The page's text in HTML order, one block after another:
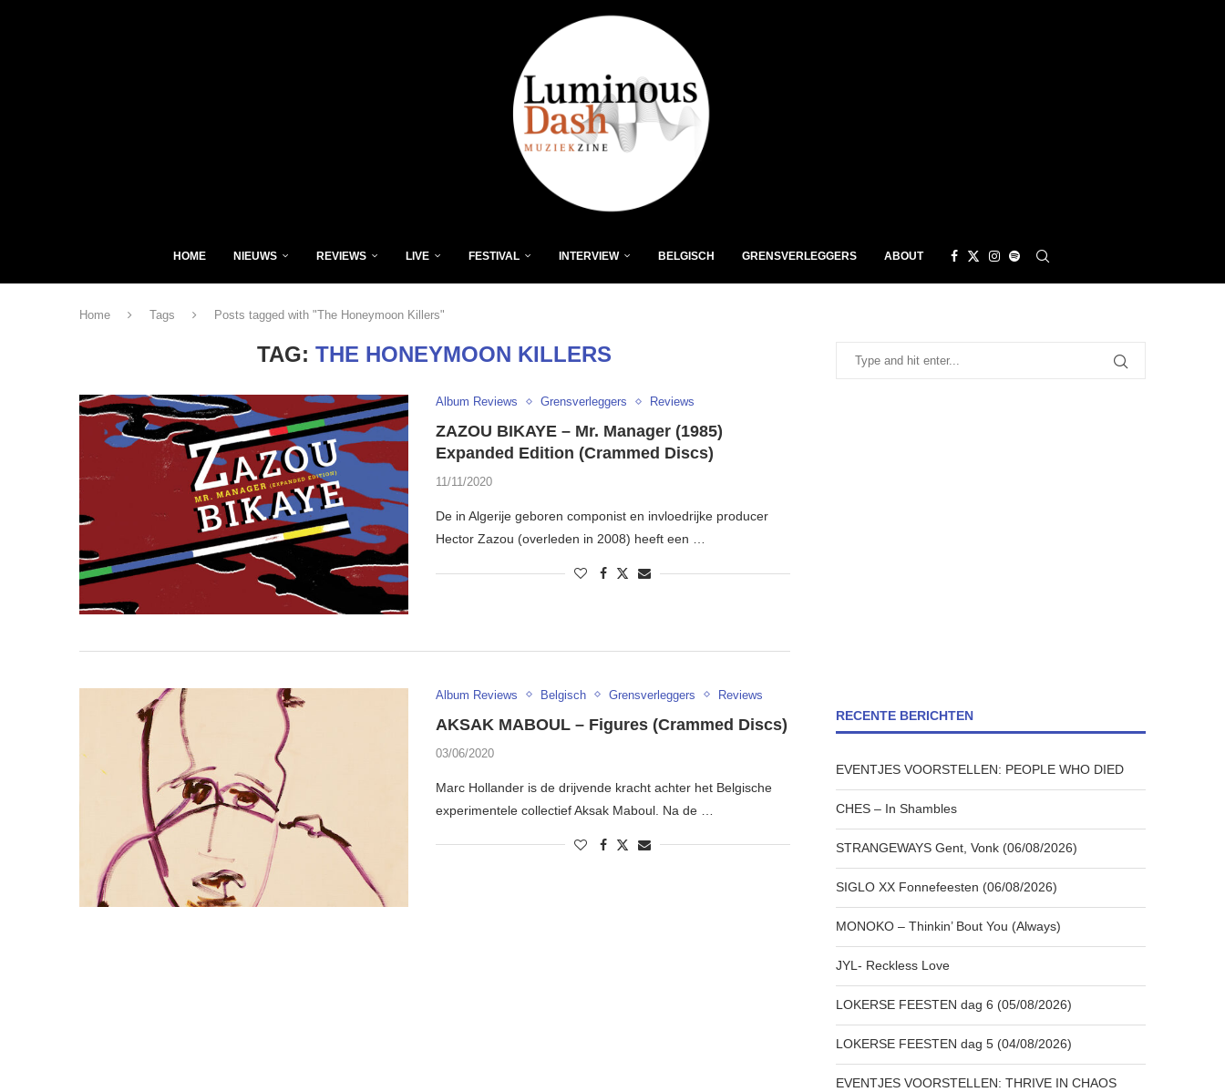
HOME NIEUWS REVIEWS LIVE FESTIVAL INTERVIEW BELGISCH GRENSVERLEGGERS ABOUT
Home Tags Posts tagged with "The Honeymoon Killers"
TAG:THE HONEYMOON KILLERS
Album Reviews Grensverleggers Reviews
ZAZOU BIKAYE – Mr. Manager (1985)
Expanded Edition (Crammed Discs)
11/11/2020
De in Algerije geboren componist en invloedrijke producer
Hector Zazou (overleden in 2008) heeft een …
Album Reviews Belgisch Grensverleggers Reviews
AKSAK MABOUL – Figures (Crammed Discs)
03/06/2020
Marc Hollander is de drijvende kracht achter het Belgische
experimentele collectief Aksak Maboul. Na de …
RECENTE BERICHTEN
EVENTJES VOORSTELLEN: PEOPLE WHO DIED
CHES – In Shambles
STRANGEWAYS Gent, Vonk (06/08/2026)
SIGLO XX Fonnefeesten (06/08/2026)
MONOKO – Thinkin’ Bout You (Always)
JYL- Reckless Love
LOKERSE FEESTEN dag 6 (05/08/2026)
LOKERSE FEESTEN dag 5 (04/08/2026)
EVENTJES VOORSTELLEN: THRIVE IN CHAOS